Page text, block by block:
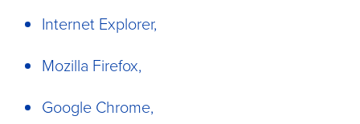
Internet Explorer,
Mozilla Firefox,
Google Chrome,